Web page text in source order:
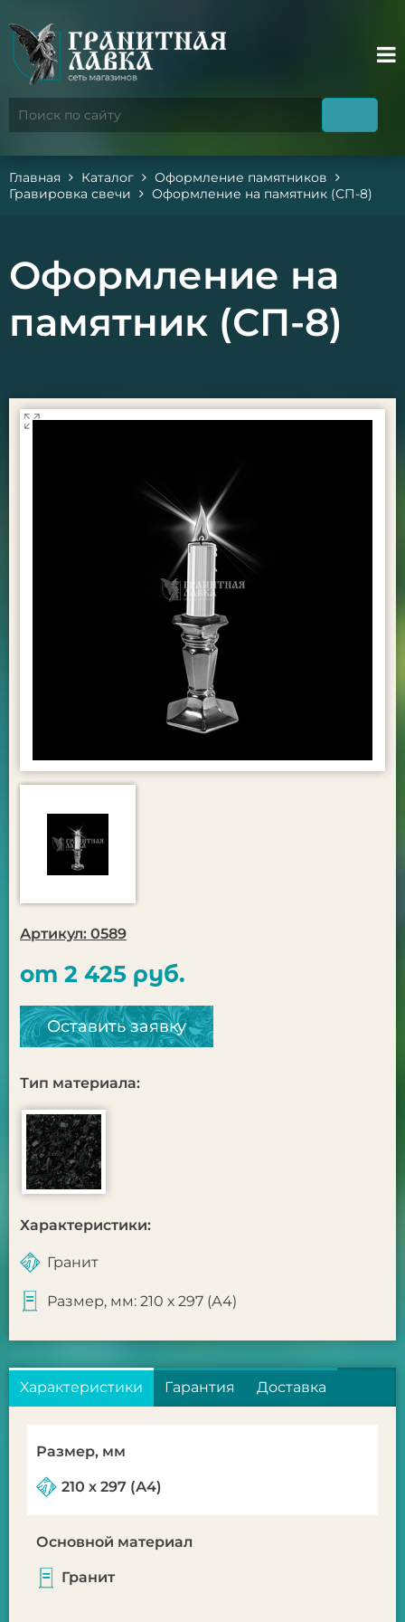
Главная Каталог
Оформление памятников
Гравировка свечи
Оформление на памятник (СП-8)
Оформление на
памятник (СП-8)
Артикул: 0589
от 2 425 руб.
Оставить заявку
Тип материала:
Характеристики:
Гранит
Размер, мм: 210 х 297 (А4)
Характеристики Гарантия Доставка
Размер, мм
210 х 297 (А4)
Основной материал
Гранит